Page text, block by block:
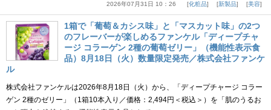
2026年07月31日 10：26 化粧品 新製品 美容
1箱で「葡萄＆カシス味」と「マスカット味」の2つ
のフレーバーが楽しめるファンケル「ディープチャ
ージ コラーゲン 2種の葡萄ゼリー」（機能性表示食
品）8月18日（火）数量限定発売／株式会社ファンケ
ル
株式会社ファンケルは2026年8月18日（火）から、「ディープチャージ コラー
ゲン 2種のゼリー」（1箱10本入り／価格：2,494円＜税込＞）を「肌のうるお